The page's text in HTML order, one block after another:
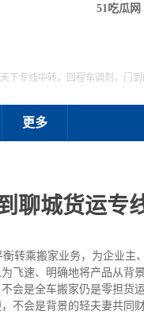
51吃瓜网
下专线中转，回程车调剂，门到
更多
聊城货运专
转乘搬家业务，为企业主
飞速、明确地将产品从
会是全车搬家仍是零担货
不会是背景的轻夫妻共